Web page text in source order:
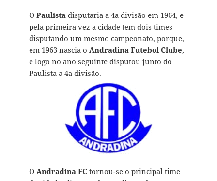
O Paulista disputaria a 4a divisão em 1964, e
pela primeira vez a cidade tem dois times
disputando um mesmo campeonato, porque,
em 1963 nascia o Andradina Futebol Clube,
e logo no ano seguinte disputou junto do
Paulista a 4a divisão.
O Andradina FCtornou-se o principal time